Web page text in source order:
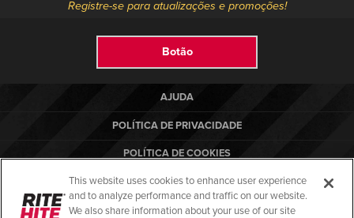
Registre-se para atualizações e promoções!
Botão
AJUDA
POLÍTICA DE PRIVACIDADE
POLÍTICA DE COOKIES
TERMOS DE USO
NORMAS DE CONFORMIDADE
This website uses cookies to enhance user experience
and to analyze performance and traffic on our website.
We also share information about your use of our site